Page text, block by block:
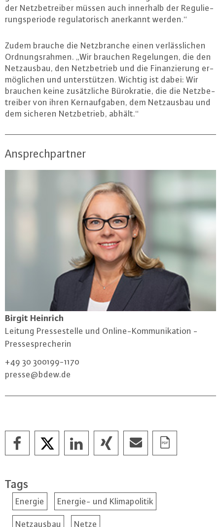
der Netz­be­trei­ber müssen auch innerhalb der Re­gu­lie­
rungs­pe­ri­ode re­gu­la­to­risch anerkannt werden.“
Zudem brauche die Netz­bran­che einen ver­läss­li­chen
Ord­nungs­rah­men. „Wir brauchen Re­ge­lun­gen, die den
Netz­aus­bau, den Netz­be­trieb und die Fi­nan­zie­rung er­
mög­li­chen und un­ter­stüt­zen. Wichtig ist dabei: Wir
brauchen keine zu­sätz­li­che Bü­ro­kra­tie, die die Netz­be­
trei­ber von ihren Kern­auf­ga­ben, dem Netz­aus­bau und
dem sicheren Netz­be­trieb, abhält.“
Ansprechpartner
Birgit Heinrich
Leitung Pres­se­stel­le und On­line-Kom­mu­ni­ka­ti­on -
Pres­se­spre­che­rin
+49 30 300199-1170
presse@​bdew.​de
Tags
Energie Energie- und Klimapolitik
Netzausbau Netze